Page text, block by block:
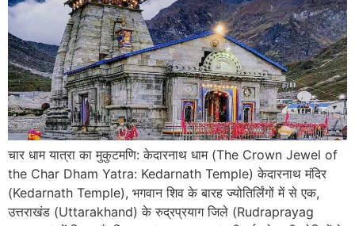
चार धाम यात्रा का मुकुटमणि: केदारनाथ धाम (The Crown Jewel of
the Char Dham Yatra: Kedarnath Temple) केदारनाथ मंदिर
(Kedarnath Temple), भगवान शिव के बारह ज्योतिर्लिंगों में से एक,
उत्तराखंड (Uttarakhand) के रुद्रप्रयाग जिले (Rudraprayag